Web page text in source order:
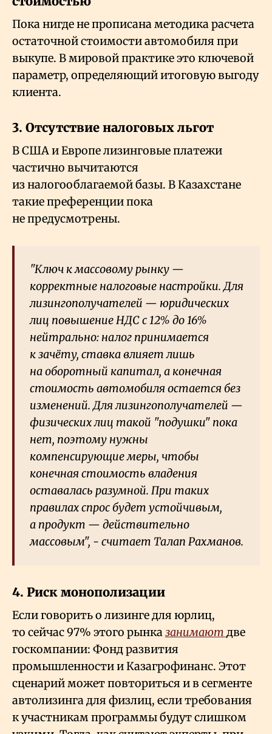
Пока нигде не прописана методика расчета
остаточной стоимости автомобиля при
выкупе. В мировой практике это ключевой
параметр, определяющий итоговую выгоду
клиента.
3. Отсутствие налоговых льгот
В США и Европе лизинговые платежи
частично вычитаются
из налогооблагаемой базы. В Казахстане
такие преференции пока
не предусмотрены.
"Ключ к массовому рынку —
корректные налоговые настройки. Для
лизингополучателей — юридических
лиц повышение НДС с 12% до 16%
нейтрально: налог принимается
к зачёту, ставка влияет лишь
на оборотный капитал, а конечная
стоимость автомобиля остается без
изменений. Для лизингополучателей —
физических лиц такой "подушки" пока
нет, поэтому нужны
компенсирующие меры, чтобы
конечная стоимость владения
оставалась разумной. При таких
правилах спрос будет устойчивым,
а продукт — действительно
массовым", - считает Талап Рахманов.
4. Риск монополизации
Если говорить о лизинге для юрлиц,
то сейчас 97% этого рынказанимают две
госкомпании: Фонд развития
промышленности и Казагрофинанс. Этот
сценарий может повториться и в сегменте
автолизинга для физлиц, если требования
к участникам программы будут слишком